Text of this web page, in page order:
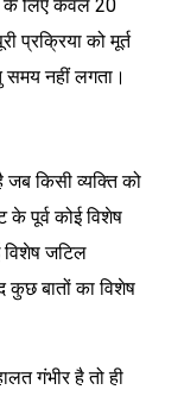
के लिए केवल 20
प्रक्रिया को मूर्त
समय नहीं लगता।
किसी व्यक्ति को
पूर्व कोई विशेष
विशेष जटिल
कुछ बातों का विशेष
गंभीर है तो ही